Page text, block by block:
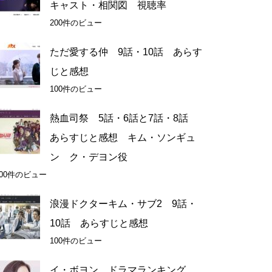
キャスト・相関図 視聴率
200件のビュー
ただ愛する仲 9話・10話 あらす
じと感想
100件のビュー
熱血司祭 5話・6話と7話・8話
あらすじと感想 キム・ソンギュ
ン ク・デヨン役
件のビュー
浪漫ドクターキム・サブ2 9話・
10話 あらすじと感想
100件のビュー
イ・ボヨン ドラマランキング